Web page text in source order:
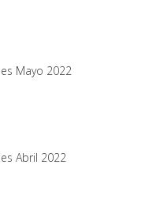
Mayo 2022
Abril 2022